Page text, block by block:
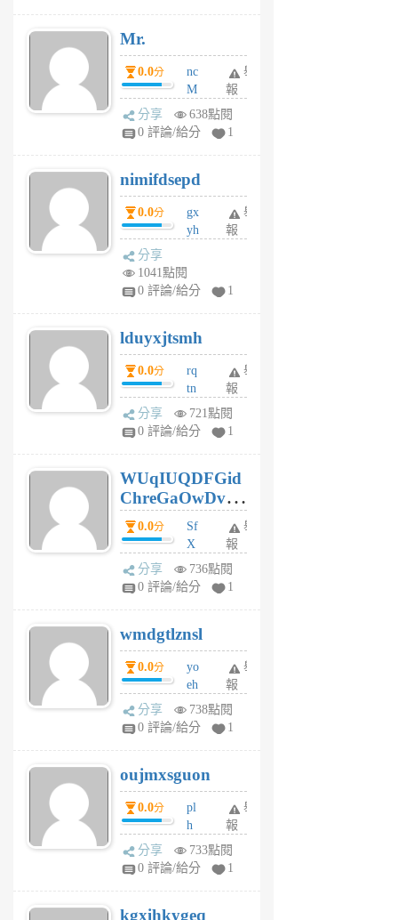
Mr.
0.0分
nc
M
U
F
U
5
個
月
舉
報
分享
638點閱
0 評論/給分
1
nimifdsepd
0.0分
gx
yh
jl
月
前
舉
報
分享
1041點閱
0 評論/給分
1
lduyxjtsmh
0.0分
rq
tn
jt
gl
個
月
前
舉
報
分享
721點閱
0 評論/給分
1
WUqIUQDFGid
ChreGaOwDv
dY0.0分
Sf
X
Pe
Jc
R
P
m
v
A
V
個
月
前
舉
報
分享
736點閱
0 評論/給分
1
wmdgtlznsl
0.0分
yo
eh
ld
gy
個
月
前
舉
報
分享
738點閱
0 評論/給分
1
oujmxsguon
0.0分
pl
h
wi
w
6
舉
報
分享
733點閱
0 評論/給分
1
kgxihkygeq